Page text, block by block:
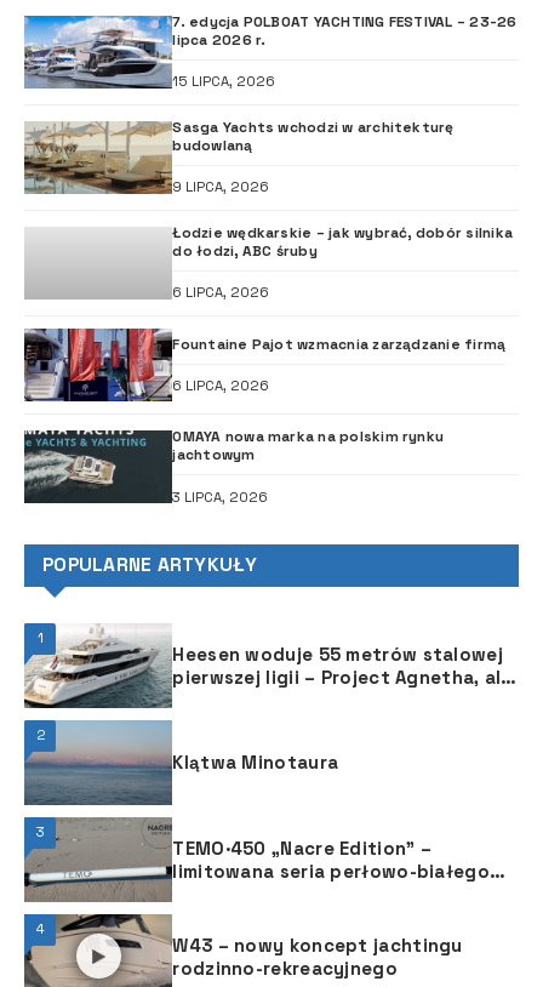
7. edycja POLBOAT YACHTING FESTIVAL – 23-26
lipca 2026 r.
15 LIPCA, 2026
Sasga Yachts wchodzi w architekturę
budowlaną
9 LIPCA, 2026
Łodzie wędkarskie – jak wybrać, dobór silnika
do łodzi, ABC śruby
6 LIPCA, 2026
Fountaine Pajot wzmacnia zarządzanie firmą
6 LIPCA, 2026
OMAYA nowa marka na polskim rynku
jachtowym
3 LIPCA, 2026
POPULARNE ARTYKUŁY
1
Heesen woduje 55 metrów stalowej
pierwszej ligii – Project Agnetha, ale
2
Klątwa Minotaura
3
TEMO·450 „Nacre Edition” –
limitowana seria perłowo-białego
4
W43 – nowy koncept jachtingu
rodzinno-rekreacyjnego